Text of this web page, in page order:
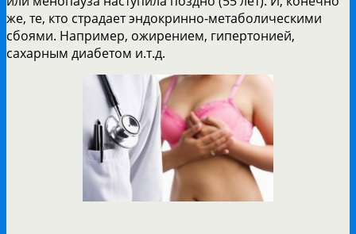
же, те, кто страдает эндокринно-метаболическими
сбоями. Например, ожирением, гипертонией,
сахарным диабетом и.т.д.